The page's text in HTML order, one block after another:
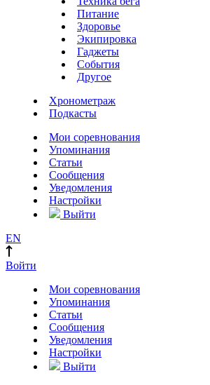
Питание
Здоровье
Экипировка
Гаджеты
События
Другое
Хронометраж
Подкасты
Мои соревнования
Упоминания
Статьи
Сообщения
Уведомления
Настройки
Выйти
EN
Войти
Мои соревнования
Упоминания
Статьи
Сообщения
Уведомления
Настройки
Выйти